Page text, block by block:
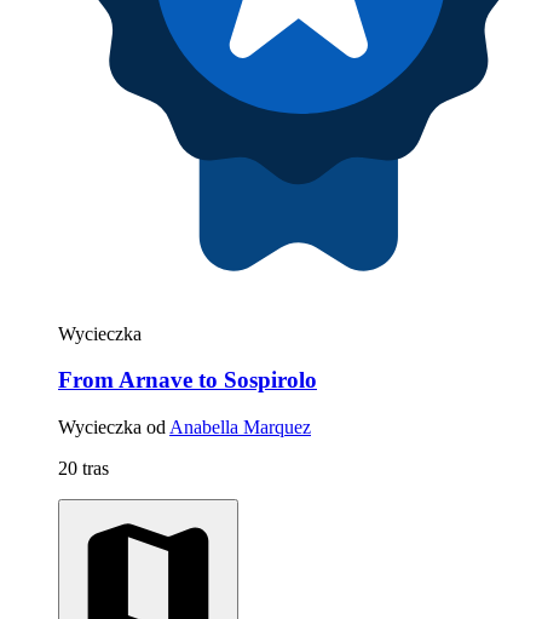
Wycieczka
From Arnave to Sospirolo
Wycieczka od Anabella Marquez
20 tras